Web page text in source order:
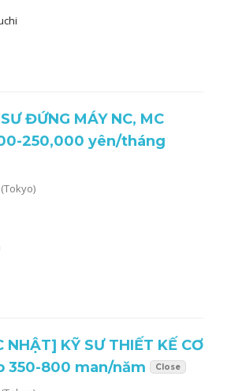
ĐỨNG MÁY NC, MC
250,000 yên/tháng
NHẬT] KỸ SƯ THIẾT KẾ CƠ
350-800 man/năm
Close